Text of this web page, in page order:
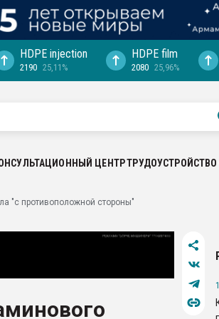
HDPE injection
2190 25,11%
HDPE film
2080 25,96%
ЦЕНТРТРУДОУСТРОЙСТВО
"с противоположной стороны"